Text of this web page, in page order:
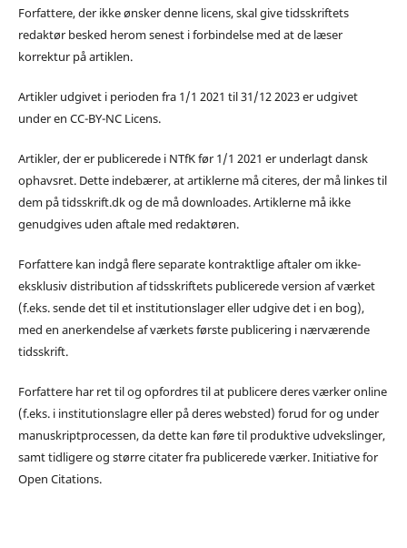
Forfattere, der ikke ønsker denne licens, skal give tidsskriftets
redaktør besked herom senest i forbindelse med at de læser
korrektur på artiklen.
Artikler udgivet i perioden fra 1/1 2021 til 31/12 2023 er udgivet
under en CC-BY-NC Licens.
Artikler, der er publicerede i NTfK før 1/1 2021 er underlagt dansk
ophavsret. Dette indebærer, at artiklerne må citeres, der må linkes til
dem på tidsskrift.dk og de må downloades. Artiklerne må ikke
genudgives uden aftale med redaktøren.
Forfattere kan indgå flere separate kontraktlige aftaler om ikke-
eksklusiv distribution af tidsskriftets publicerede version af værket
(f.eks. sende det til et institutionslager eller udgive det i en bog),
med en anerkendelse af værkets første publicering i nærværende
tidsskrift.
Forfattere har ret til og opfordres til at publicere deres værker online
(f.eks. i institutionslagre eller på deres websted) forud for og under
manuskriptprocessen, da dette kan føre til produktive udvekslinger,
samt tidligere og større citater fra publicerede værker. Initiative for
Open Citations.